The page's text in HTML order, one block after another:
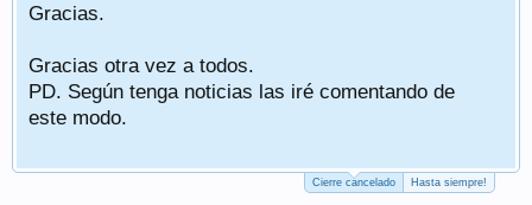
Gracias.
Gracias otra vez a todos.
PD. Según tenga noticias las iré comentando de
este modo.
Cierre cancelado Hasta siempre!